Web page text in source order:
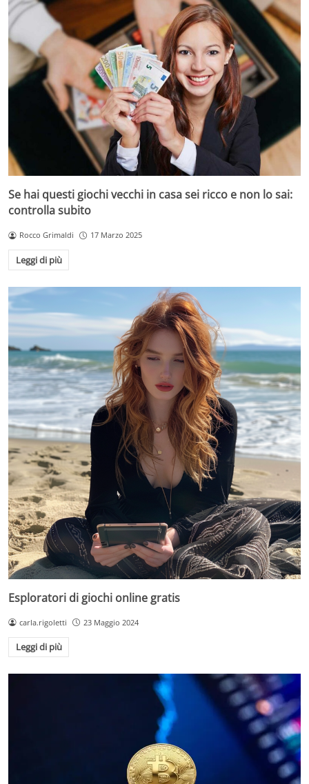
Se hai questi giochi vecchi in casa sei ricco e non lo sai:
controlla subito
Rocco Grimaldi 17 Marzo 2025
Leggi di più
Esploratori di giochi online gratis
carla.rigoletti 23 Maggio 2024
Leggi di più